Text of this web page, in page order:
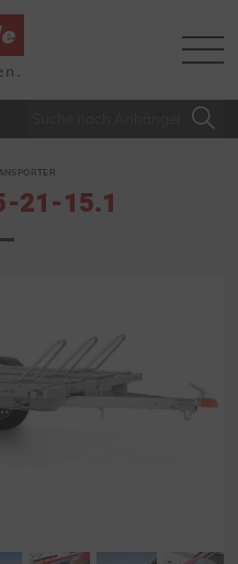
21-15.1